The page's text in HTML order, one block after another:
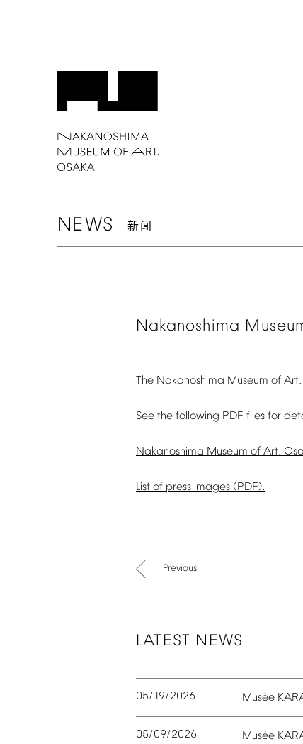
NEWS 新闻
Nakanoshima
The Nakanoshima Museum of Art,
See the following PDF files for
Nakanoshima Museum of Art,
List of press images (PDF).
Previous
LATEST NEWS
05/19/2026 Musée
05/09/2026 Musée